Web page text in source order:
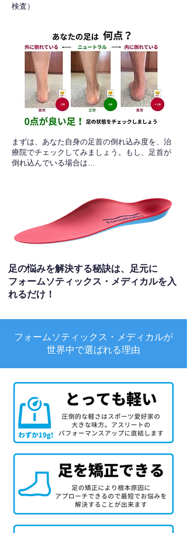
検査）​
​まずは、あなた自身の足首の倒れ込み度を、治
療院でチェックしてみましょう。もし、足首が
倒れ込んでいる場合は…
足の悩みを解決する秘訣は、足元に
フォームソティックス・メディカルを入
れるだけ！
フォームソティックス・メディカルが
世界中で選ばれる理由